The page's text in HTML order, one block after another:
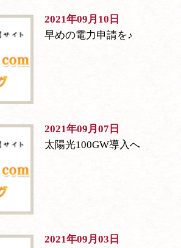
2021年09月10日
早めの電力申請を♪
2021年09月07日
太陽光100GW導入へ
2021年09月03日